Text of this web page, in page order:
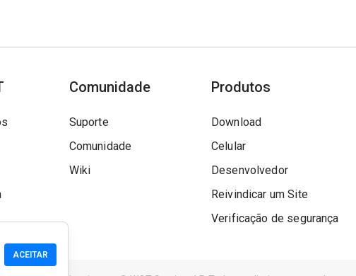
Comunidade
Suporte
Comunidade
Wiki
Produtos
Download
Celular
Desenvolvedor
Reivindicar um Site
Verificação de segurança
ACEITAR